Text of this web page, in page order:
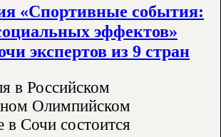
«Спортивные события:
эффектов»
экспертов из 9 стран
в Российском
Олимпийском
в Сочи состоится